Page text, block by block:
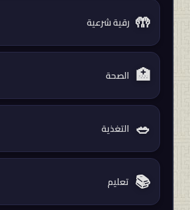
🤲 رقية شرعية
🏥 الصحة
🥗 التغذية
📚 تعليم